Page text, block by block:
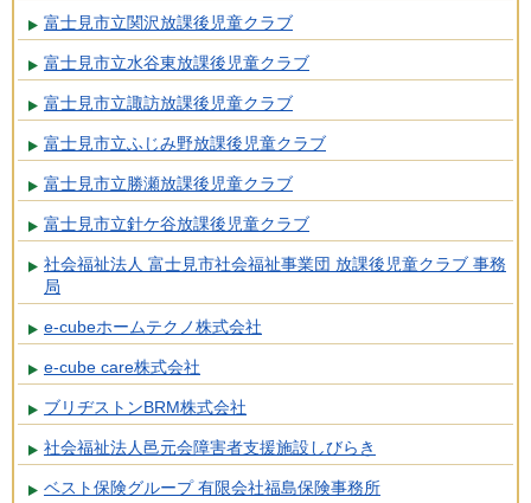
富士見市立関沢放課後児童クラブ
富士見市立水谷東放課後児童クラブ
富士見市立諏訪放課後児童クラブ
富士見市立ふじみ野放課後児童クラブ
富士見市立勝瀬放課後児童クラブ
富士見市立針ケ谷放課後児童クラブ
社会福祉法人 富士見市社会福祉事業団 放課後児童クラブ 事務
局
e-cubeホームテクノ株式会社
e-cube care株式会社
ブリヂストンBRM株式会社
社会福祉法人邑元会障害者支援施設しびらき
ベスト保険グループ 有限会社福島保険事務所